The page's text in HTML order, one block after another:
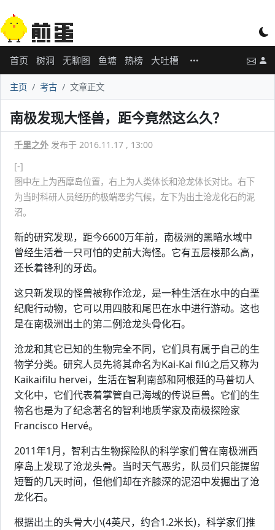
首页 树洞 无聊图 鱼塘 热榜 大吐槽
主页 考古 文章正文
南极发现大怪兽，距今竟然这么久？
千里之外 发布于 2016.11.17 , 13:00
[-]
图中左上为西摩岛位置，右上为人类体长和沧龙体长对比。右下
为当时科研人员经历的极端恶劣气候，左下为出土沧龙化石的泥
沼。
新的研究发现，距今6600万年前，南极洲的黑暗水域中
曾经生活着一只可怕的史前大海怪。它有五层楼那么高，
还长着锋利的牙齿。
这只新发现的怪兽被称作沧龙，是一种生活在水中的白垩
纪爬行动物，它可以用四肢和尾巴在水中进行游动。这也
是在南极洲出土的第二例沧龙头骨化石。
沧龙和其它已知的生物完全不同，它们具有属于自己的生
物学分类。研究人员先将其命名为Kai-Kai filú之后又称为
Kaikaifilu hervei，生活在智利南部和阿根廷的马普切人
文化中，它们代表着掌管自己海域的传说巨兽。它们的生
物名也是为了纪念著名的智利地质学家及南极探险家
Francisco Hervé。
2011年1月，智利古生物探险队的科学家们曾在南极洲西
摩岛上发现了沧龙头骨。当时天气恶劣，队员们只能提留
短暂的几天时间，但他们却在齐膝深的泥沼中发掘出了沧
龙化石。
根据出土的头骨大小(4英尺，约合1.2米长)，科学家们推